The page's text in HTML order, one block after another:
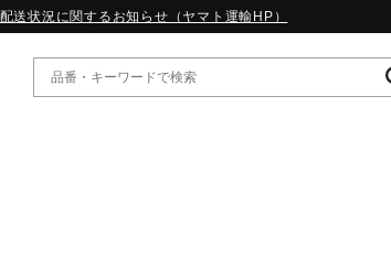
配送状況に関するお知らせ（ヤマト運輸HP）